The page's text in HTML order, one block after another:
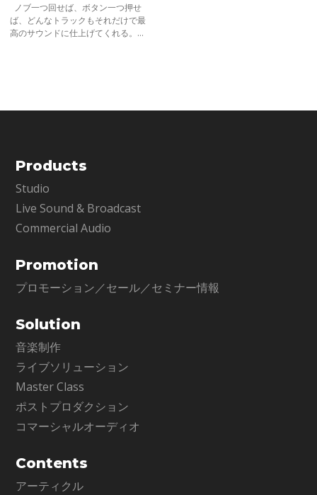
Abbey Road
SSL 4000
ノブ一つ回せば、ボタン一つ押せ
ば、どんなトラックもそれだけで最
高のサウンドに仕上げてくれる。ま
Products
Studio
Live Sound & Broadcast
Commercial Audio
Promotion
プロモーション／セール／セミナー情報
Solution
音楽制作
ライブソリューション
Master Class
ポストプロダクション
コマーシャルオーディオ
Contents
アーティクル